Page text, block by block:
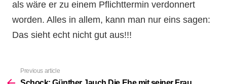
als wäre er zu einem Pflichttermin verdonnert
worden. Alles in allem, kann man nur eins sagen:
Das sieht echt nicht gut aus!!!
more
Previous article